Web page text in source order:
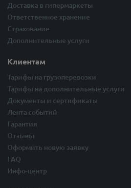
Доставка в гипермаркеты
Ответственное хранение
Страхование
Дополнительные услуги
Клиентам
Тарифы на грузоперевозки
Тарифы на дополнительные услуги
Документы и сертификаты
Лента событий
Гарантия
Отзывы
Оформить новую заявку
FAQ
Инфо-центр